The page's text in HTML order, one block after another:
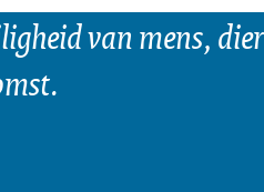
van mens, dier